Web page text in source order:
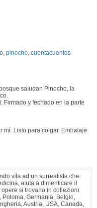
, pinocho, cuentacuentos
saludan Pinocho, la
Firmado y fechado en la parte
mí. Listo para colgar. Embalaje
vita ad un surrealista che
aiuta a dimenticare il
si trovano in collezioni
Polonia, Germania, Belgio,
Austria, USA, Canada,